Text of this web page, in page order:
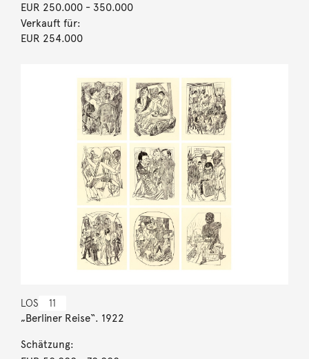
EUR 250.000- 350.000
Verkauft für:
EUR 254.000
LOS 11
„Berliner Reise“. 1922
Schätzung: